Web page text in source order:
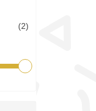
(2)